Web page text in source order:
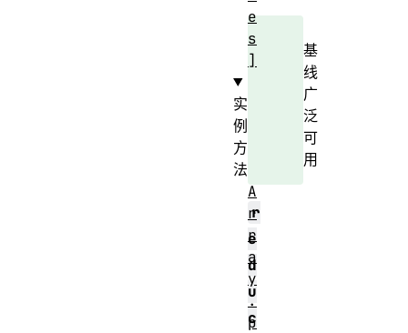
基
线
广
泛
可
用
r
e
d
u
c
e
s
]
实
例
方
法
A
r
r
a
y
.
p